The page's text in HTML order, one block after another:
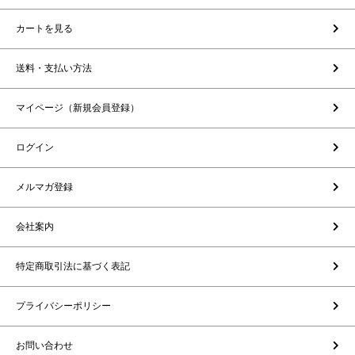
カートを見る
送料・支払い方法
マイページ（新規会員登録）
ログイン
メルマガ登録
会社案内
特定商取引法に基づく表記
プライバシーポリシー
お問い合わせ